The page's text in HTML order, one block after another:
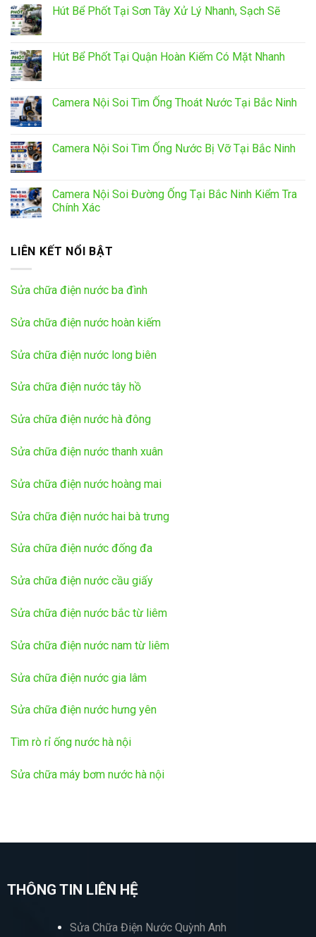
Hút Bể Phốt Tại Sơn Tây Xử Lý Nhanh, Sạch Sẽ
Hút Bể Phốt Tại Quận Hoàn Kiếm Có Mặt Nhanh
Camera Nội Soi Tìm Ống Thoát Nước Tại Bắc Ninh
Camera Nội Soi Tìm Ống Nước Bị Vỡ Tại Bắc Ninh
Camera Nội Soi Đường Ống Tại Bắc Ninh Kiểm Tra
Chính Xác
LIÊN KẾT NỔI BẬT
Sửa chữa điện nước ba đình
Sửa chữa điện nước hoàn kiếm
Sửa chữa điện nước long biên
Sửa chữa điện nước tây hồ
Sửa chữa điện nước hà đông
Sửa chữa điện nước thanh xuân
Sửa chữa điện nước hoàng mai
Sửa chữa điện nước hai bà trưng
Sửa chữa điện nước đống đa
Sửa chữa điện nước cầu giấy
Sửa chữa điện nước bắc từ liêm
Sửa chữa điện nước nam từ liêm
Sửa chữa điện nước gia lâm
Sửa chữa điện nước hưng yên
Tìm rò rỉ ống nước hà nội
Sửa chữa máy bơm nước hà nội
THÔNG TIN LIÊN HỆ
Sửa Chữa Điện Nước Quỳnh Anh